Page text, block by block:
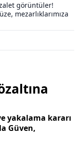
görüntüler!
mezarlıklarımıza
yakalama kararı
Güven,